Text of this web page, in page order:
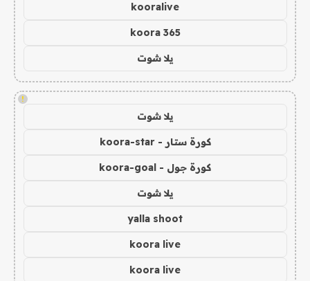
kooralive
koora 365
يلا شوت
!
يلا شوت
كورة ستار - koora-star
كورة جول - koora-goal
يلا شوت
yalla shoot
koora live
koora live